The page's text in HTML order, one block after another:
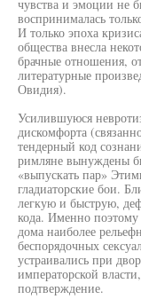
чувства и эмоции не
воспринималась
И только эпоха
общества внесла
брачные отношения,
литературные
Овидия).
Усилившуюся
дискомфорта
тендерный код
римляне вынуждены
«выпускать пар»
гладиаторские бои.
легкую и быструю,
кода. Именно поэтому
дома наиболее
беспорядочных
устраивались при
императорской
подтверждение.